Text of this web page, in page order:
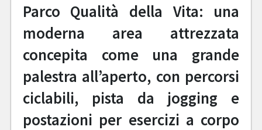
Parco Qualità della Vita: una
moderna area attrezzata
concepita come una grande
palestra all’aperto, con percorsi
ciclabili, pista da jogging e
postazioni per esercizi a corpo